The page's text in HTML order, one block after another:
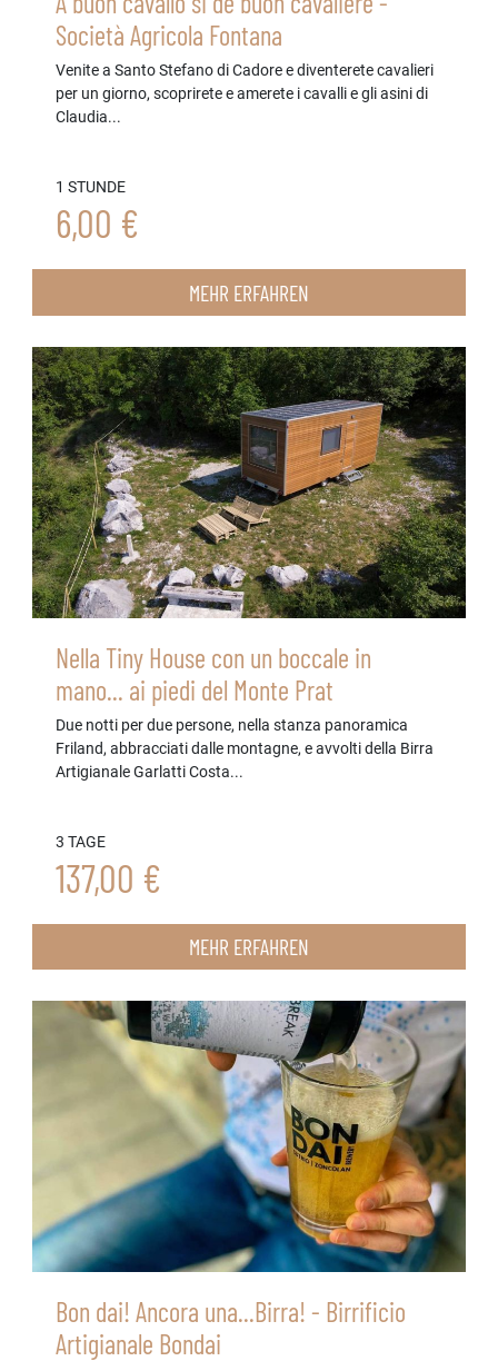
Società Agricola Fontana
Venite a Santo Stefano di Cadore e diventerete cavalieri
per un giorno, scoprirete e amerete i cavalli e gli asini di
Claudia...
1 STUNDE
6,00 €
MEHR ERFAHREN
Nella Tiny House con un boccale in
mano... ai piedi del Monte Prat
Due notti per due persone, nella stanza panoramica
Friland, abbracciati dalle montagne, e avvolti della Birra
Artigianale Garlatti Costa...
3 TAGE
137,00 €
MEHR ERFAHREN
Bon dai! Ancora una...Birra! - Birrificio
Artigianale Bondai